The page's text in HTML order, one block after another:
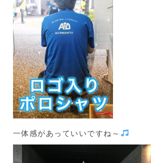
一体感があっていいですね～